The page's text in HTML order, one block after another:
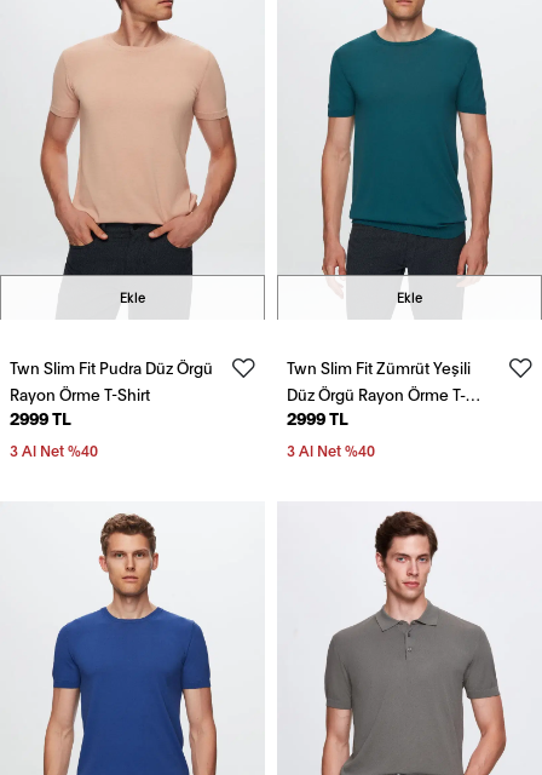
Ekle
Twn Slim Fit Pudra Düz Örgü
Rayon Örme T-Shirt
2999 TL
3 Al Net %40
Ekle
Twn Slim Fit Zümrüt Yeşili
Düz Örgü Rayon Örme T-
Shirt
2999 TL
3 Al Net %40